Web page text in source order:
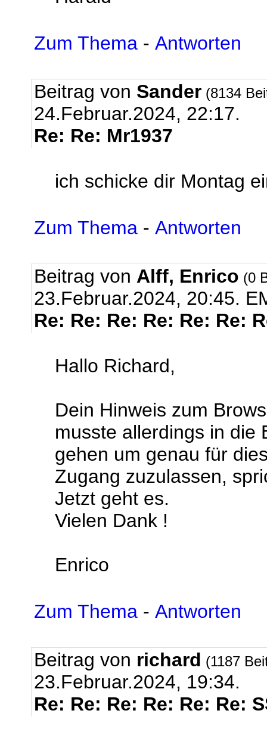
Zum Thema - Antworten
Beitrag von Sander (8134
24.Februar.2024, 22:17.
Re: Re: Mr1937
ich schicke dir Montag
Zum Thema - Antworten
Beitrag von Alff, Enrico (0
23.Februar.2024, 20:45.
Re: Re: Re: Re: Re: Re:
Hallo Richard,
Dein Hinweis zum
musste allerdings in die
gehen um genau für
Zugang zuzulassen,
Jetzt geht es.
Vielen Dank !
Enrico
Zum Thema - Antworten
Beitrag von richard (1187
23.Februar.2024, 19:34.
Re: Re: Re: Re: Re: Re: